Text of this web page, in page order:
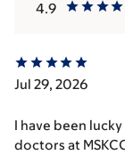
4.9
Jul 29, 2026
I have been
doctors at